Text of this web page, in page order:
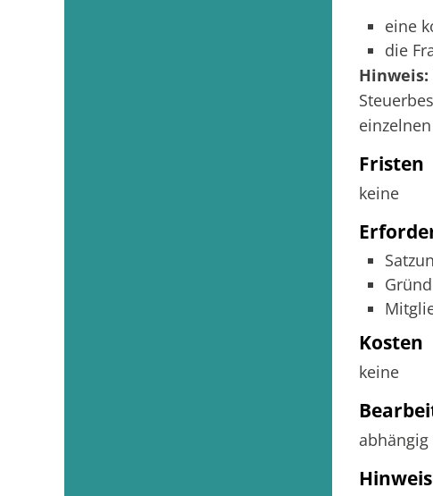
eine
die
Hinweis:
Fristen
keine
Kosten
keine
abhängig